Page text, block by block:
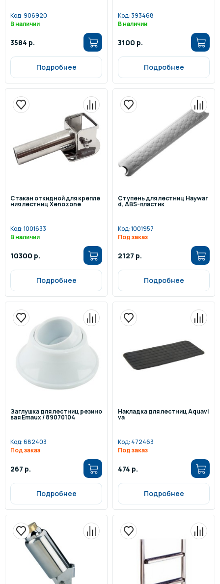
Код:906920
В наличии
3584 р.
Подробнее
Код:393468
В наличии
3100 р.
Подробнее
Стакан откидной для крепле
ния лестниц Xenozone
Код:1001633
В наличии
10300 р.
Подробнее
Ступень для лестниц Haywar
d, ABS-пластик
Код:1001957
Под заказ
2127 р.
Подробнее
Заглушка для лестниц резино
вая Emaux / 89070104
Код:682403
Под заказ
267 р.
Подробнее
Накладка для лестниц Aquavi
va
Код: 472463
Под заказ
474 р.
Подробнее